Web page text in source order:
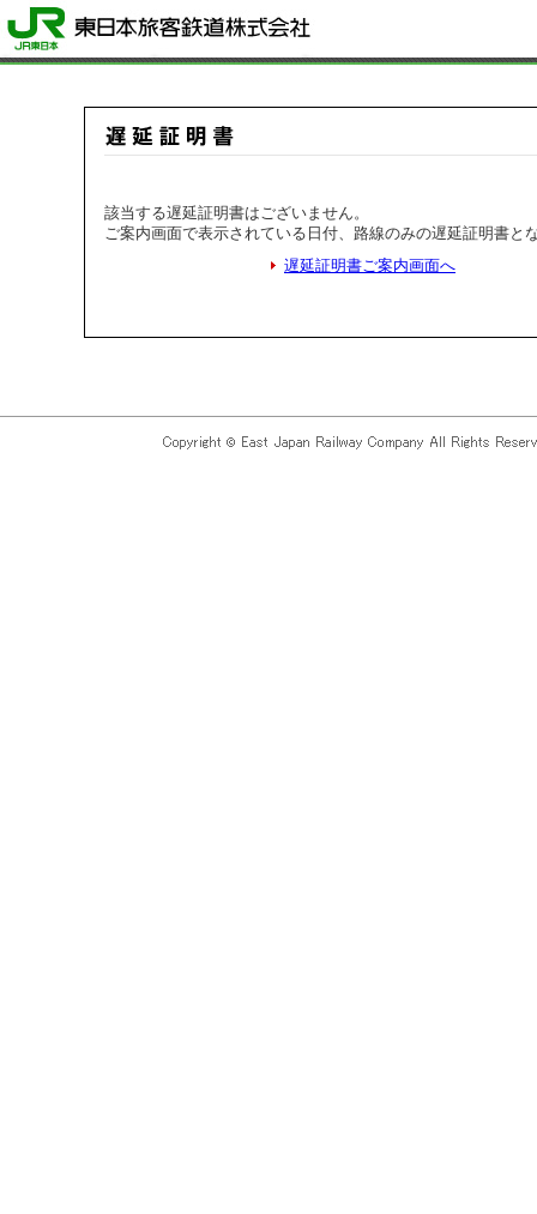
該当する遅延証明書はございません。
ご案内画面で表示されている日付、路線のみの遅延証明書と
遅延証明書ご案内画面へ